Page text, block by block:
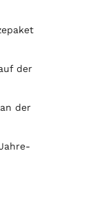
der
der